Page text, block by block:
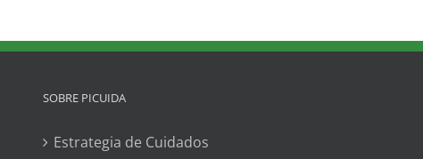
SOBRE PICUIDA
Estrategia de Cuidados